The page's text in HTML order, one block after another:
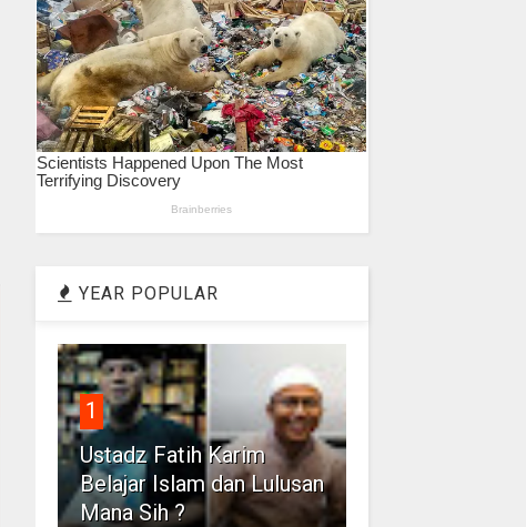
YEAR POPULAR
1
Ustadz Fatih Karim
Belajar Islam dan Lulusan
Mana Sih ?